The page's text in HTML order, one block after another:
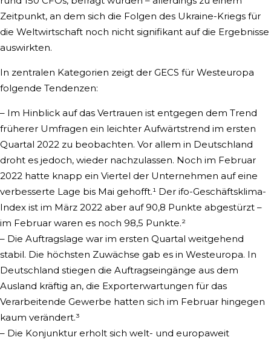
Zeitpunkt, an dem sich die Folgen des Ukraine-Kriegs für
die Weltwirtschaft noch nicht signifikant auf die Ergebnisse
auswirkten.
In zentralen Kategorien zeigt der GECS für Westeuropa
folgende Tendenzen:
– Im Hinblick auf das Vertrauen ist entgegen dem Trend
früherer Umfragen ein leichter Aufwärtstrend im ersten
Quartal 2022 zu beobachten. Vor allem in Deutschland
droht es jedoch, wieder nachzulassen. Noch im Februar
2022 hatte knapp ein Viertel der Unternehmen auf eine
verbesserte Lage bis Mai gehofft.¹ Der ifo-Geschäftsklima-
Index ist im März 2022 aber auf 90,8 Punkte abgestürzt –
im Februar waren es noch 98,5 Punkte.²
– Die Auftragslage war im ersten Quartal weitgehend
stabil. Die höchsten Zuwächse gab es in Westeuropa. In
Deutschland stiegen die Auftragseingänge aus dem
Ausland kräftig an, die Exporterwartungen für das
Verarbeitende Gewerbe hatten sich im Februar hingegen
kaum verändert.³
– Die Konjunktur erholt sich welt- und europaweit